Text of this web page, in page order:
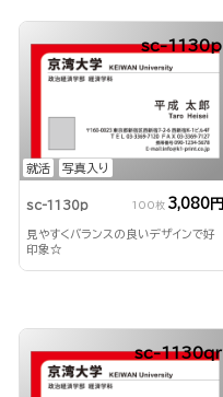
就活 写真入り
sc-1130p
sc-1130p 100枚 3,080円
見やすくバランスの良いデザインで好
印象☆
sc-1130qr